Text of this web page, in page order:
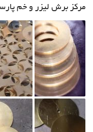
مرکز برش لیزر و خم